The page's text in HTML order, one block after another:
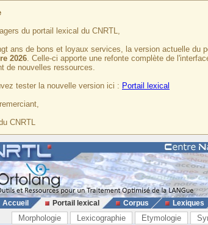
du portail lexical du CNRTL,
ans de bons et loyaux services, la version actuelle du
2026. Celle-ci apporte une refonte complète de
de nouvelles ressources.
tester la nouvelle version ici : Portail lexical
CNRTL
Accueil Portail lexical Corpus Lexiques
Morphologie Lexicographie Etymologie